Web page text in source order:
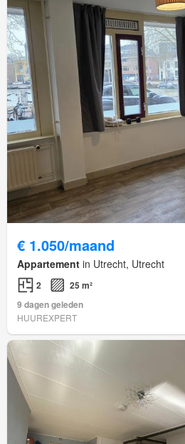
€ 1.050/maand
Appartement in Utrecht, Utrecht
2
25 m²
9 dagen geleden
HUUREXPERT